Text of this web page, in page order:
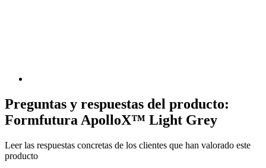
Preguntas y respuestas del producto:
Formfutura ApolloX™ Light Grey
Leer las respuestas concretas de los clientes que han valorado este
producto